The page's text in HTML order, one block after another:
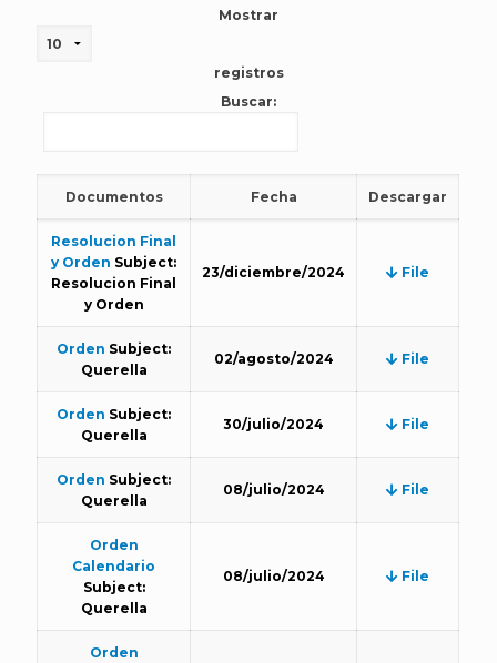
Mostrar
registros
Buscar:
Documentos Fecha Descargar
Resolucion Final
y Orden Subject:
Resolucion Final
y Orden
23/diciembre/2024 File
Orden Subject:
Querella
02/agosto/2024 File
Orden Subject:
Querella
30/julio/2024 File
Orden Subject:
Querella
08/julio/2024 File
Orden
Calendario
Subject:
Querella
08/julio/2024 File
Orden